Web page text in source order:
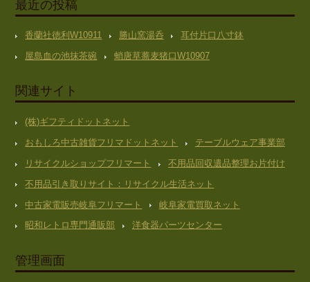
最近の投稿
香蘭社徳利W10911 勝山窯湯呑
耳付片口八寸鉢
屋島血の池抹茶碗
蛸唐草蕎麦猪口W10907
関連サイト
(株)ギフティドットネット
おもしろ中古雑貨フリマドットネット
テーブルウェア事業部
リサイクルショップフリマート
不用品回収遺品整理お片付け
不用品引き取りサイト：リサイクル生活ネット
中古家電販売岐阜フリマート
岐阜家電買取ネット
昭和レトロ専門通販部
洋食器パーツセンター
管理画面